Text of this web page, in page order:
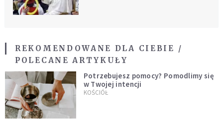
REKOMENDOWANE DLA CIEBIE /
POLECANE ARTYKUŁY
Potrzebujesz pomocy? Pomodlimy się
w Twojej intencji
KOŚCIÓŁ